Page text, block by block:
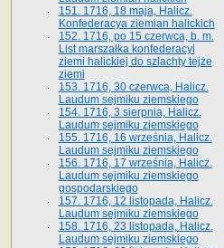
151. 1716, 18 maja, Halicz.
Konfederacya ziemian halickich
152. 1716, po 15 czerwca, b. m.
List marszałka konfederacyi
ziemi halickiej do szlachty tejże
ziemi
153. 1716, 30 czerwca, Halicz.
Laudum sejmiku ziemskiego
154. 1716, 3 sierpnia, Halicz.
Laudum sejmiku ziemskiego
155. 1716, 16 września, Halicz.
Laudum sejmiku ziemskiego
156. 1716, 17 września, Halicz.
Laudum sejmiku ziemskiego
gospodarskiego
157. 1716, 12 listopada, Halicz.
Laudum sejmiku ziemskiego
158. 1716, 23 listopada, Halicz.
Laudum sejmiku ziemskiego